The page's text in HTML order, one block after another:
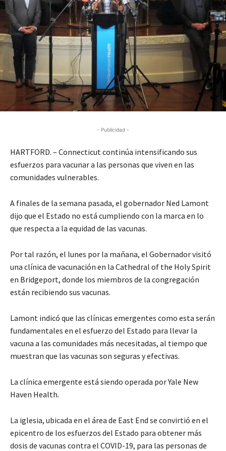
- Publicidad -
HARTFORD. – Connecticut continúa intensificando sus
esfuerzos para vacunar a las personas que viven en las
comunidades vulnerables.
A finales de la semana pasada, el gobernador Ned Lamont
dijo que el Estado no está cumpliendo con la marca en lo
que respecta a la equidad de las vacunas.
Por tal razón, el lunes por la mañana, el Gobernador visitó
una clínica de vacunación en la Cathedral of the Holy Spirit
en Bridgeport, donde los miembros de la congregación
están recibiendo sus vacunas.
Lamont indicó que las clínicas emergentes como esta serán
fundamentales en el esfuerzo del Estado para llevar la
vacuna a las comunidades más necesitadas, al tiempo que
muestran que las vacunas son seguras y efectivas.
La clínica emergente está siendo operada por Yale New
Haven Health.
La iglesia, ubicada en el área de East End se convirtió en el
epicentro de los esfuerzos del Estado para obtener más
dosis de vacunas contra el COVID-19, para las personas de